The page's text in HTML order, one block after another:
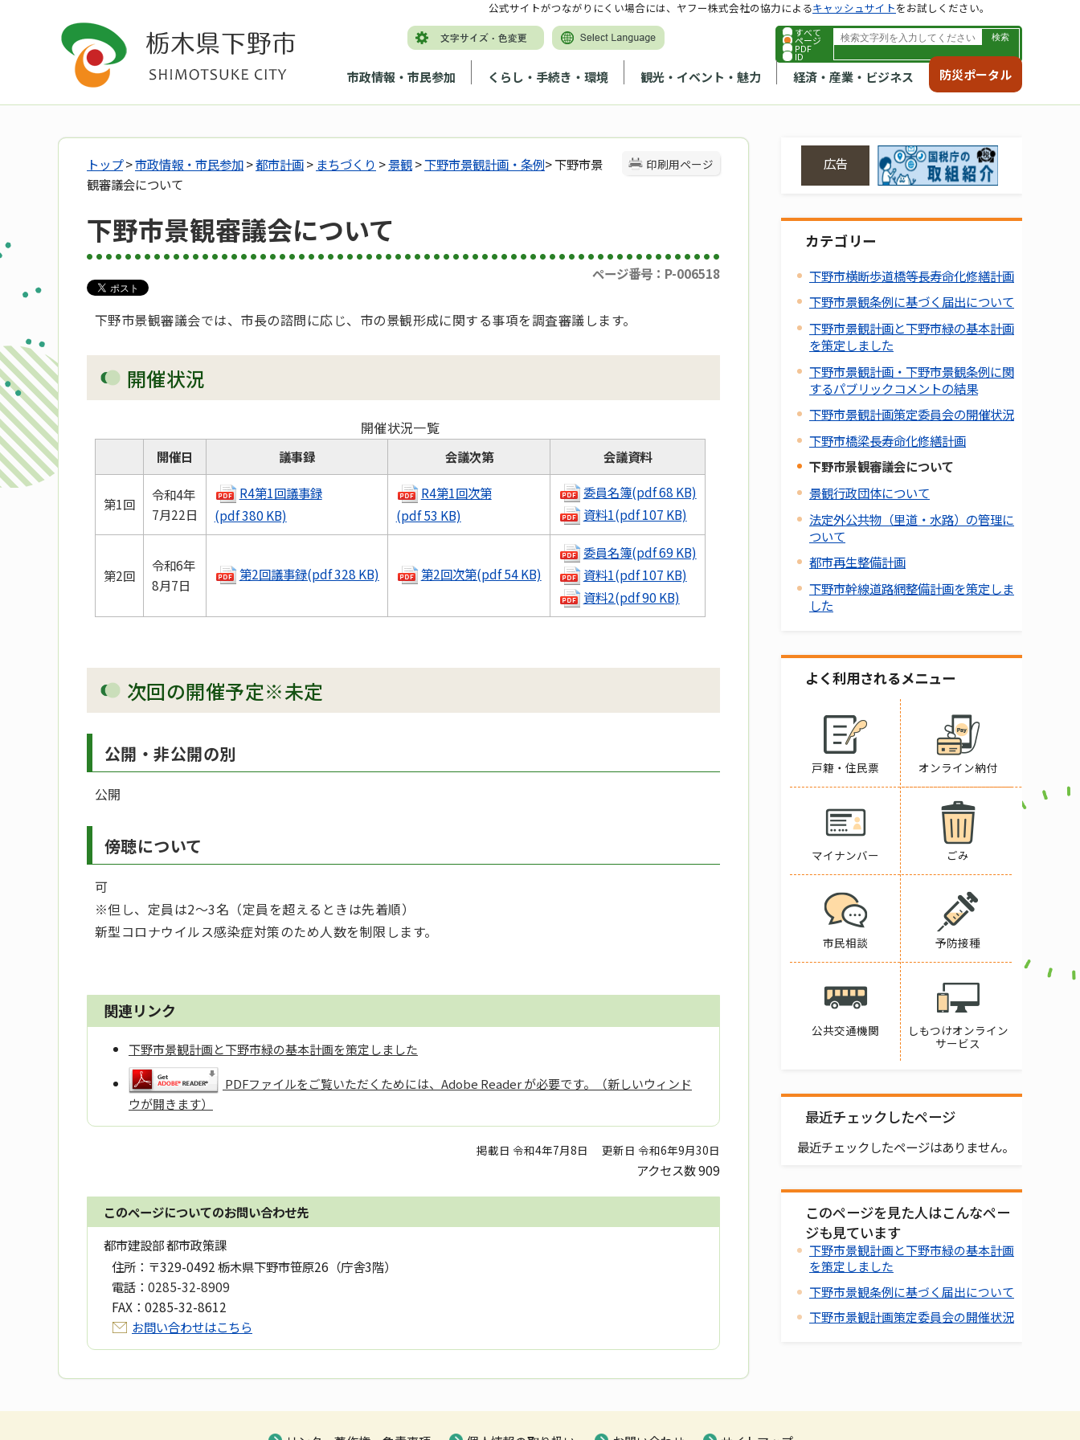
すべて
ページ
PDF
ID
市政情報・市民参加 くらし・手続き・環境 観光・イベント・魅力 経済・産業・ビジネス 防災ポータル
公式サイトがつながりにくい場合には、ヤフー株式会社の協力によるキャッシュサイトをお試しください。
印刷用ページ
トップ>市政情報・市民参加>都市計画> まちづくり >景観>下野市景観計画・条例> 下野市景
観審議会について
下野市景観審議会について
ページ番号：P-006518
下野市景観審議会では、市長の諮問に応じ、市の景観形成に関する事項を調査審議します。
開催状況
開催状況一覧
開催日 議事録 会議次第 会議資料
第1回
令和4年
7月22日
R4第1回議事録
(pdf 380 KB)
R4第1回次第
(pdf 53 KB)
委員名簿(pdf 68 KB)
資料1(pdf 107 KB)
第2回
令和6年
8月7日
第2回議事録(pdf 328 KB) 第2回次第(pdf 54 KB)
委員名簿(pdf 69 KB)
資料1(pdf 107 KB)
資料2(pdf 90 KB)
次回の開催予定※未定
公開・非公開の別
公開
傍聴について
可
※但し、定員は2～3名（定員を超えるときは先着順）
新型コロナウイルス感染症対策のため人数を制限します。
関連リンク
下野市景観計画と下野市緑の基本計画を策定しました
PDFファイルをご覧いただくためには、Adobe Reader が必要です。（新しいウィンド
ウが開きます）
掲載日 令和4年7月8日 更新日 令和6年9月30日
アクセス数909
このページについてのお問い合わせ先
都市建設部 都市政策課
住所： 〒329-0492 栃木県下野市笹原26（庁舎3階）
電話： 0285-32-8909
FAX： 0285-32-8612
お問い合わせはこちら
広告
カテゴリー
下野市横断歩道橋等長寿命化修繕計画
下野市景観条例に基づく届出について
下野市景観計画と下野市緑の基本計画
を策定しました
下野市景観計画・下野市景観条例に関
するパブリックコメントの結果
下野市景観計画策定委員会の開催状況
下野市橋梁長寿命化修繕計画
下野市景観審議会について
景観行政団体について
法定外公共物（里道・水路）の管理に
ついて
都市再生整備計画
下野市幹線道路網整備計画を策定しま
した
よく利用されるメニュー
戸籍・住民票 オンライン納付
マイナンバー ごみ
市民相談 予防接種
公共交通機関
しもつけオンライン
サービス
最近チェックしたページ
最近チェックしたページはありません。
このページを見た人はこんなペー
ジも見ています
下野市景観計画と下野市緑の基本計画
を策定しました
下野市景観条例に基づく届出について
下野市景観計画策定委員会の開催状況